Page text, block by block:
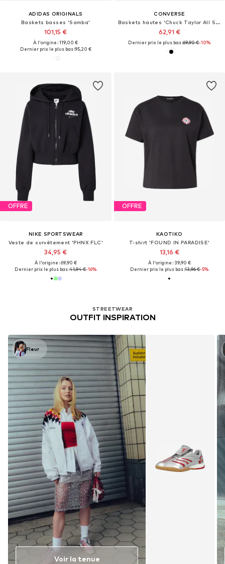
ADIDAS ORIGINALS
Baskets basses 'Samba'
101,15 €
À l'origine : 119,00 €
Dernier prix le plus bas :95,20 €
CONVERSE
Baskets hautes 'Chuck Taylor All Star Malden Street'
62,91 €
Dernier prix le plus bas :69,90 €-10%
OFFRE
NIKE SPORTSWEAR
Veste de survêtement 'PHNX FLC'
34,95 €
À l'origine : 69,90 €
Dernier prix le plus bas :41,94 €-16%
STREETWEAR
OUTFIT INSPIRATION
Fleur
Voir la tenue
OFFRE
KAOTIKO
T-shirt 'FOUND IN PARADISE'
13,16 €
À l'origine : 39,90 €
Dernier prix le plus bas :13,96 €-5%